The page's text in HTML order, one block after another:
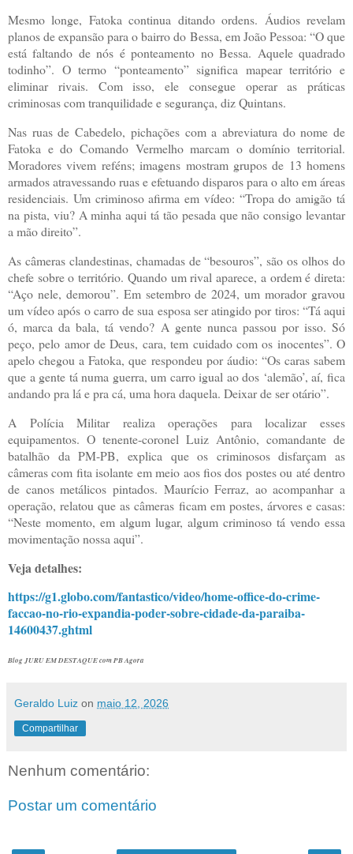
Mesmo longe, Fatoka continua ditando ordens. Áudios revelam
planos de expansão para o bairro do Bessa, em João Pessoa: “O que
está faltando de nós é ponteamento no Bessa. Aquele quadrado
todinho”. O termo “ponteamento” significa mapear território e
eliminar rivais. Com isso, ele consegue operar as práticas
criminosas com tranquilidade e segurança, diz Quintans.
Nas ruas de Cabedelo, pichações com a abreviatura do nome de
Fatoka e do Comando Vermelho marcam o domínio territorial.
Moradores vivem reféns; imagens mostram grupos de 13 homens
armados atravessando ruas e efetuando disparos para o alto em áreas
residenciais. Um criminoso afirma em vídeo: “Tropa do amigão tá
na pista, viu? A minha aqui tá tão pesada que não consigo levantar
a mão direito”.
As câmeras clandestinas, chamadas de “besouros”, são os olhos do
chefe sobre o território. Quando um rival aparece, a ordem é direta:
“Aço nele, demorou”. Em setembro de 2024, um morador gravou
um vídeo após o carro de sua esposa ser atingido por tiros: “Tá aqui
ó, marca da bala, tá vendo? A gente nunca passou por isso. Só
peço, pelo amor de Deus, cara, tem cuidado com os inocentes”. O
apelo chegou a Fatoka, que respondeu por áudio: “Os caras sabem
que a gente tá numa guerra, um carro igual ao dos ‘alemão’, aí, fica
andando pra lá e pra cá, uma hora daquela. Deixar de ser otário”.
A Polícia Militar realiza operações para localizar esses
equipamentos. O tenente-coronel Luiz Antônio, comandante de
batalhão da PM-PB, explica que os criminosos disfarçam as
câmeras com fita isolante em meio aos fios dos postes ou até dentro
de canos metálicos pintados. Maurício Ferraz, ao acompanhar a
operação, relatou que as câmeras ficam em postes, árvores e casas:
“Neste momento, em algum lugar, algum criminoso tá vendo essa
movimentação nossa aqui”.
Veja detalhes:
https://g1.globo.com/fantastico/video/home-office-do-crime-
faccao-no-rio-expandia-poder-sobre-cidade-da-paraiba-
14600437.ghtml
Blog JURU EM DESTAQUE com PB Agora
Geraldo Luiz on maio 12, 2026
Compartilhar
Nenhum comentário:
Postar um comentário